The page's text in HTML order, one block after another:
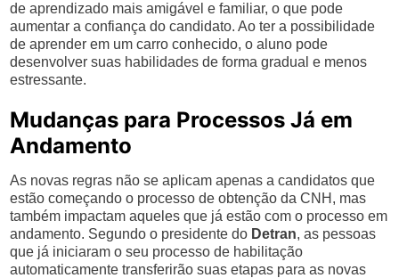
de aprendizado mais amigável e familiar, o que pode
aumentar a confiança do candidato. Ao ter a possibilidade
de aprender em um carro conhecido, o aluno pode
desenvolver suas habilidades de forma gradual e menos
estressante.
Mudanças para Processos Já em
Andamento
As novas regras não se aplicam apenas a candidatos que
estão começando o processo de obtenção da CNH, mas
também impactam aqueles que já estão com o processo em
andamento. Segundo o presidente do Detran, as pessoas
que já iniciaram o seu processo de habilitação
automaticamente transferirão suas etapas para as novas